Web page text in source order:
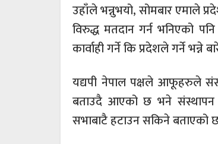
उहाँले भन्नुभयो, सोमबार एमाले
विरुद्ध मतदान गर्न भनिएको
कार्वाही गर्ने कि प्रदेशले गर्ने
यद्यपी नेपाल पक्षले आफूहरुले
बताउदै आएको छ भने संस्थापन
सभाबाटै हटाउन सकिने बताएको